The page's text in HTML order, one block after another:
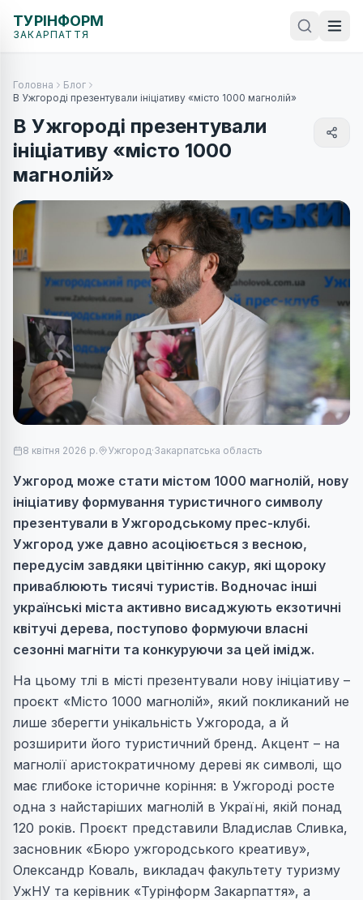
ТУРІНФОРМ
ЗАКАРПАТТЯ
Головна
Блог
В Ужгороді презентували ініціативу «місто 1000 магнолій»
В Ужгороді презентували
ініціативу «місто 1000
магнолій»
8 квітня 2026 р. Ужгород·Закарпатська область
Ужгород може стати містом 1000 магнолій, нову
ініціативу формування туристичного символу
презентували в Ужгородському прес-клубі.
Ужгород уже давно асоціюється з весною,
передусім завдяки цвітінню сакур, які щороку
приваблюють тисячі туристів. Водночас інші
українські міста активно висаджують екзотичні
квітучі дерева, поступово формуючи власні
сезонні магніти та конкуруючи за цей імідж.
На цьому тлі в місті презентували нову ініціативу –
проєкт «Місто 1000 магнолій», який покликаний не
лише зберегти унікальність Ужгорода, а й
розширити його туристичний бренд. Акцент – на
магнолії аристократичному дереві як символі, що
має глибоке історичне коріння: в Ужгороді росте
одна з найстаріших магнолій в Україні, якій понад
120 років. Проєкт представили Владислав Сливка,
засновник «Бюро ужгородського креативу»,
Олександр Коваль, викладач факультету туризму
УжНУ та керівник «Турінформ Закарпаття», а